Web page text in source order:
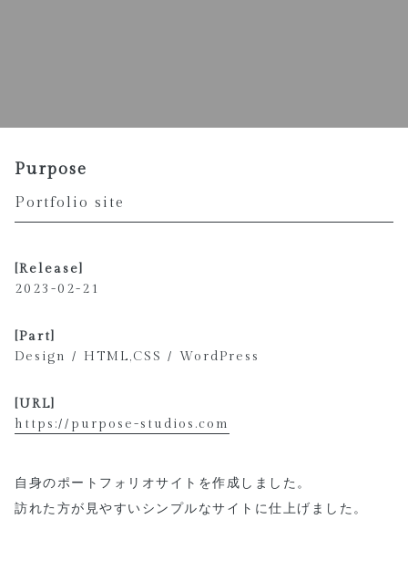
Purpose
Portfolio site
[Release]
2023-02-21
[Part]
Design / HTML,CSS / WordPress
[URL]
https://purpose-studios.com
自身のポートフォリオサイトを作成しました。
訪れた方が見やすいシンプルなサイトに仕上げました。